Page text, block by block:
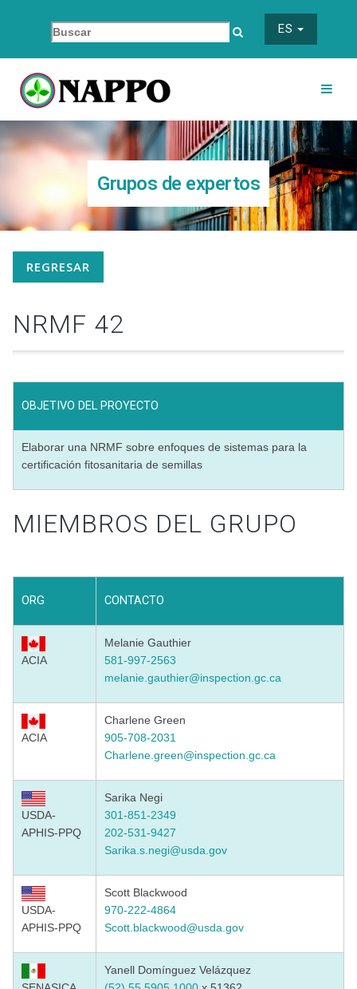
ES
Grupos de expertos
REGRESAR
NRMF 42
OBJETIVO DEL PROYECTO
Elaborar una NRMF sobre enfoques de sistemas para la
certificación fitosanitaria de semillas
MIEMBROS DEL GRUPO
ORG CONTACTO
ACIA
Melanie Gauthier
581-997-2563
melanie.gauthier@inspection.gc.ca
ACIA
Charlene Green
905-708-2031
Charlene.green@inspection.gc.ca
USDA-
APHIS-PPQ
Sarika Negi
301-851-2349
202-531-9427
Sarika.s.negi@usda.gov
USDA-
APHIS-PPQ
Scott Blackwood
970-222-4864
Scott.blackwood@usda.gov
Yanell Domínguez Velázquez